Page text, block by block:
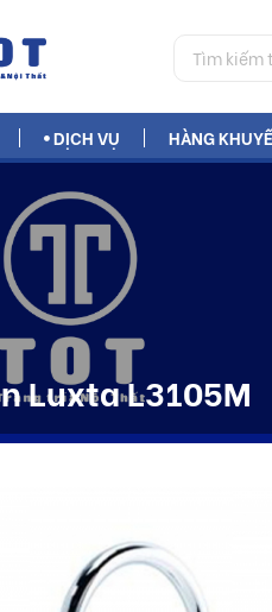
DỊCH VỤ HÀNG
Luxta L3105M